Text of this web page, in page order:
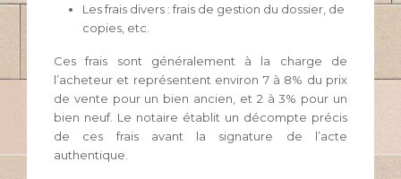
Les frais divers : frais de gestion du dossier, de
copies, etc.
Ces frais sont généralement à la charge de
l’acheteur et représentent environ 7 à 8% du prix
de vente pour un bien ancien, et 2 à 3% pour un
bien neuf. Le notaire établit un décompte précis
de ces frais avant la signature de l’acte
authentique.